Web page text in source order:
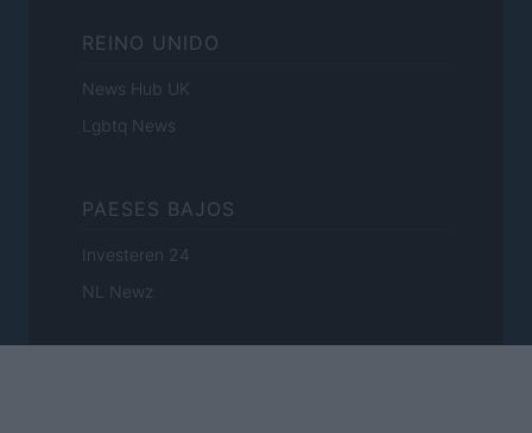
REINO UNIDO
News Hub UK
Lgbtq News
PAESES BAJOS
Investeren 24
NL Newz